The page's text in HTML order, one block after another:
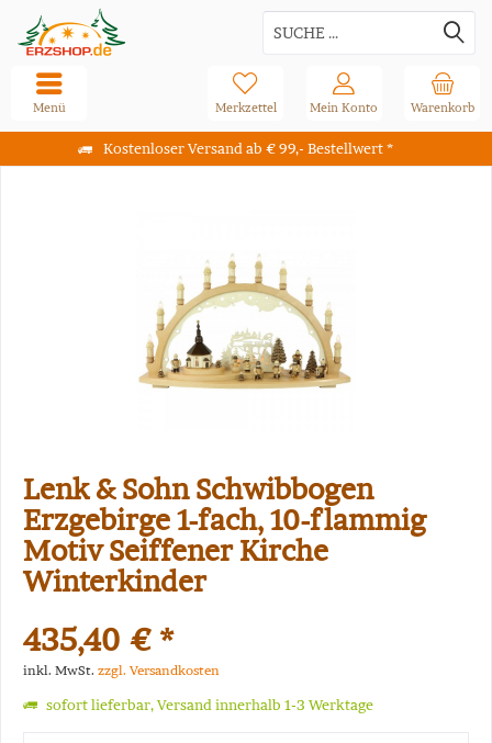
Kostenloser Versand ab € 99,- Bestellwert *
Warenkorb
Merkzettel Mein Konto
Menü
Lenk & Sohn Schwibbogen
Erzgebirge 1-fach, 10-flammig
Motiv Seiffener Kirche
Winterkinder
435,40 € *
inkl. MwSt. zzgl. Versandkosten
sofort lieferbar, Versand innerhalb 1-3 Werktage